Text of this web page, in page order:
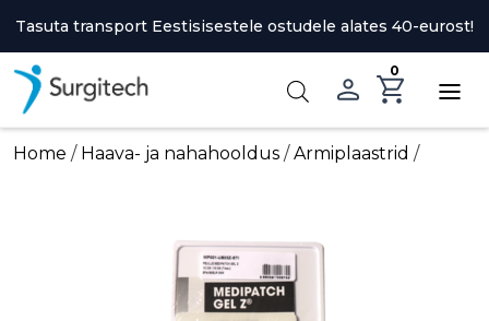
content
Tasuta transport Eestisisestele ostudele alates 40-eurost!
0
Home / Haava- ja nahahooldus /Armiplaastrid /